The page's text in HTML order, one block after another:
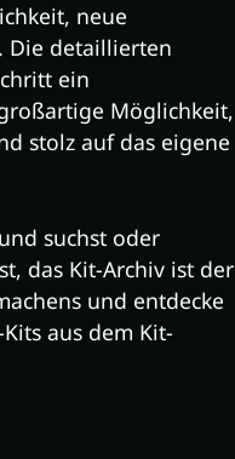
neue
Die detaillierten
ein
Möglichkeit,
stolz auf das eigene
suchst oder
das Kit-Archiv ist der
und entdecke
aus dem Kit-